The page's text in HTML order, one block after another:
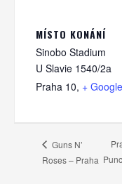
MÍSTO KONÁNÍ
Sinobo Stadium
U Slavie 1540/2a
Praha 10, +
Guns N’
Roses – Praha